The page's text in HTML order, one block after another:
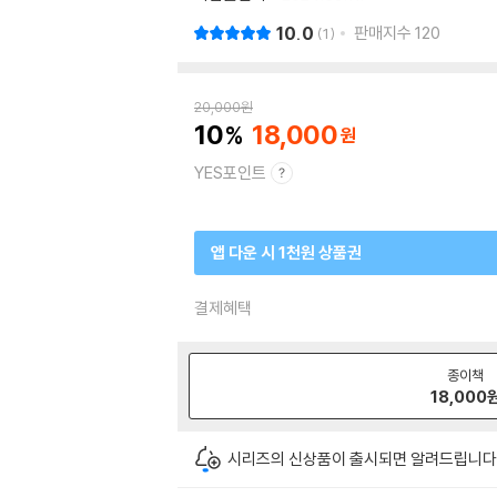
10.0 1 판매지수 120
20,000원
10 18,000
YES포인트
앱 다운 시 1천원 상품권
결제혜택
종이책
18,000
시리즈의 신상품이 출시되면 알려드립니